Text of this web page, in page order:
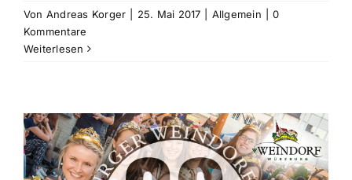
Von Andreas Korger 25. Mai 2017 Allgemein
0
Kommentare
Weiterlesen